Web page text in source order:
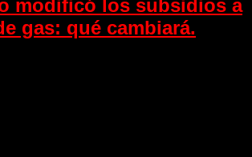
modificó los subsidios a
gas: qué cambiará.